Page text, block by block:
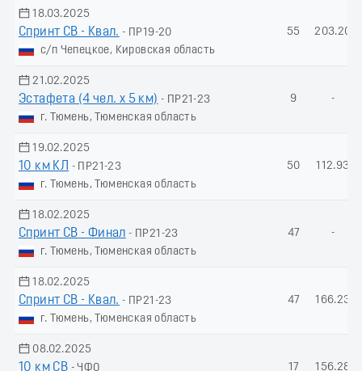
18.03.2025
Спринт СВ - Квал. - ПР19-20
с/п Чепецкое, Кировская область
55 203.20
21.02.2025
Эстафета (4 чел. х 5 км) - ПР21-23
г. Тюмень, Тюменская область
9 -
19.02.2025
10 км КЛ
- ПР21-23
г. Тюмень, Тюменская область
50 112.93
18.02.2025
Спринт СВ - Финал - ПР21-23
г. Тюмень, Тюменская область
47 -
18.02.2025
Спринт СВ - Квал. - ПР21-23
г. Тюмень, Тюменская область
47 166.23
08.02.2025
10 км СВ - ЧФО
17 156.28